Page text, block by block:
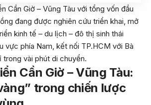
Cần Giờ – Vũng Tàu với tổng vốn đầu
đang được nghiên cứu triển khai, mở
kinh tế – du lịch – đô thị sinh thái
vực phía Nam, kết nối TP.HCM với Bà
trong vài phút di chuyển.
Cần Giờ – Vũng Tàu:
trong chiến lược